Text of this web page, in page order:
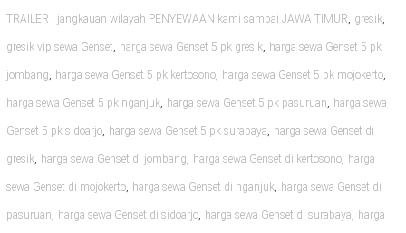
TRAILER . jangkauan wilayah PENYEWAAN kami sampai JAWA TIMUR, gresik,
gresik vip sewa Genset, harga sewa Genset 5 pk gresik, harga sewa Genset 5 pk
jombang, harga sewa Genset 5 pk kertosono, harga sewa Genset 5 pk mojokerto,
harga sewa Genset 5 pk nganjuk, harga sewa Genset 5 pk pasuruan, harga sewa
Genset 5 pk sidoarjo, harga sewa Genset 5 pk surabaya, harga sewa Genset di
gresik, harga sewa Genset di jombang, harga sewa Genset di kertosono, harga
sewa Genset di mojokerto, harga sewa Genset di nganjuk, harga sewa Genset di
pasuruan, harga sewa Genset di sidoarjo, harga sewa Genset di surabaya, harga